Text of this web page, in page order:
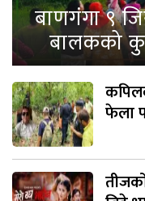
बाणगंगा ९
बालकको
फेला